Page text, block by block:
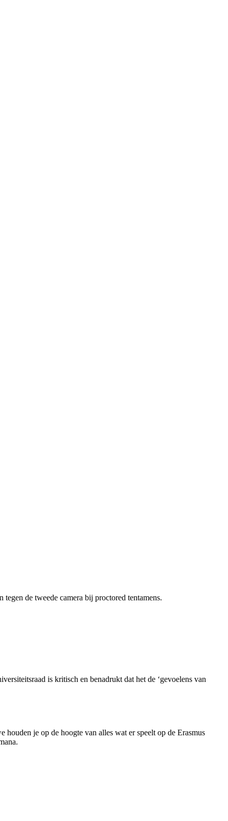
de tweede camera bij proctored tentamens.
is kritisch en benadrukt dat het de ‘gevoelens van
je op de hoogte van alles wat er speelt op de Erasmus